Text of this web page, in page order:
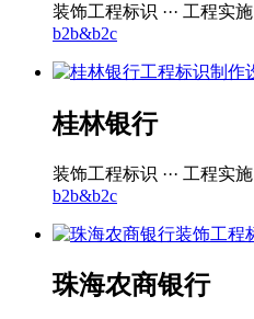
装饰工程标识 ··· 工程实施
b2b&b2c
桂林银行
装饰工程标识 ··· 工程实施
b2b&b2c
珠海农商银行